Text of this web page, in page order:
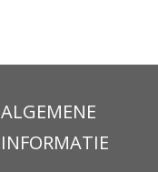
ALGEMENE
INFORMATIE